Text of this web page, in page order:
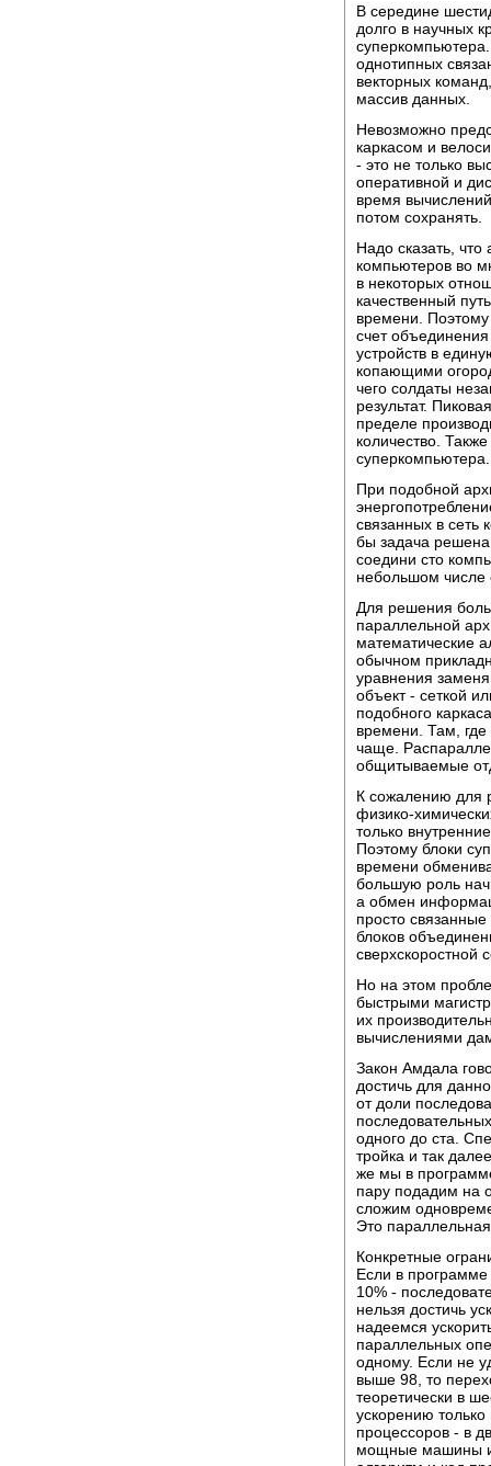
В середине
долго в научных
однотипных
векторных
массив данных.
Невозможно
каркасом и
- это не только
оперативной и
время
потом сохранять.
Надо сказать,
компьютеров во
в некоторых
качественный
времени.
счет
устройств в
копающими
чего солдаты
результат.
пределе
количество.
суперкомпьютера.
При подобной
связанных в сеть
бы задача
соедини сто
небольшом числе
Для решения
параллельной
математические
обычном
уравнения
объект - сеткой
подобного
времени. Там,
чаще.
общитываемые
К сожалению для
физико-
только
Поэтому блоки
времени
большую роль
а обмен
просто
блоков
сверхскоростной
Но на этом
быстрыми
их
вычислениями
Закон Амдала
достичь для
от доли
одного до ста.
тройка и так
же мы в
пару подадим на
сложим
Это
Конкретные
Если в
10% -
нельзя достичь
надеемся
параллельных
одному. Если не
выше 98, то
теоретически в
ускорению
процессоров - в
мощные машины